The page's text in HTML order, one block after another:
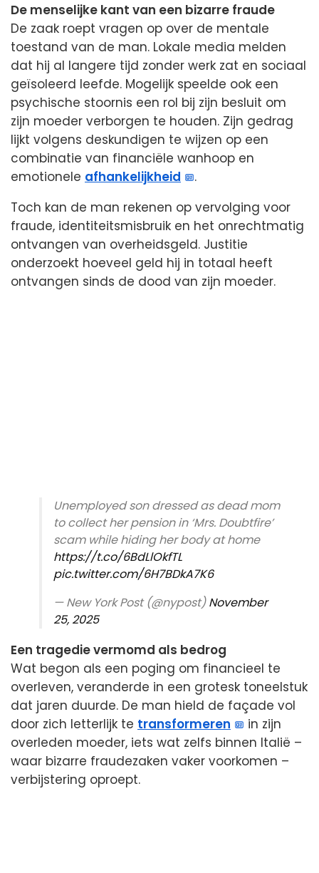
De menselijke kant van een bizarre fraude
De zaak roept vragen op over de mentale
toestand van de man. Lokale media melden
dat hij al langere tijd zonder werk zat en sociaal
geïsoleerd leefde. Mogelijk speelde ook een
psychische stoornis een rol bij zijn besluit om
zijn moeder verborgen te houden. Zijn gedrag
lijkt volgens deskundigen te wijzen op een
combinatie van financiële wanhoop en
emotionele afhankelijkheid
.
Toch kan de man rekenen op vervolging voor
fraude, identiteitsmisbruik en het onrechtmatig
ontvangen van overheidsgeld. Justitie
onderzoekt hoeveel geld hij in totaal heeft
ontvangen sinds de dood van zijn moeder.
Unemployed son dressed as dead mom
to collect her pension in ‘Mrs. Doubtfire’
scam while hiding her body at home
https://t.co/6BdLlOkfTL
pic.twitter.com/6H7BDkA7K6
— New York Post (@nypost)November
25, 2025
Een tragedie vermomd als bedrog
Wat begon als een poging om financieel te
overleven, veranderde in een grotesk toneelstuk
dat jaren duurde. De man hield de façade vol
door zich letterlijk te transformeren
in zijn
overleden moeder, iets wat zelfs binnen Italië –
waar bizarre fraudezaken vaker voorkomen –
verbijstering oproept.